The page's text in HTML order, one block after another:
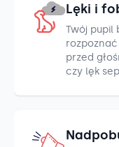
Lęki i
Twój pupil
przed
czy lęk